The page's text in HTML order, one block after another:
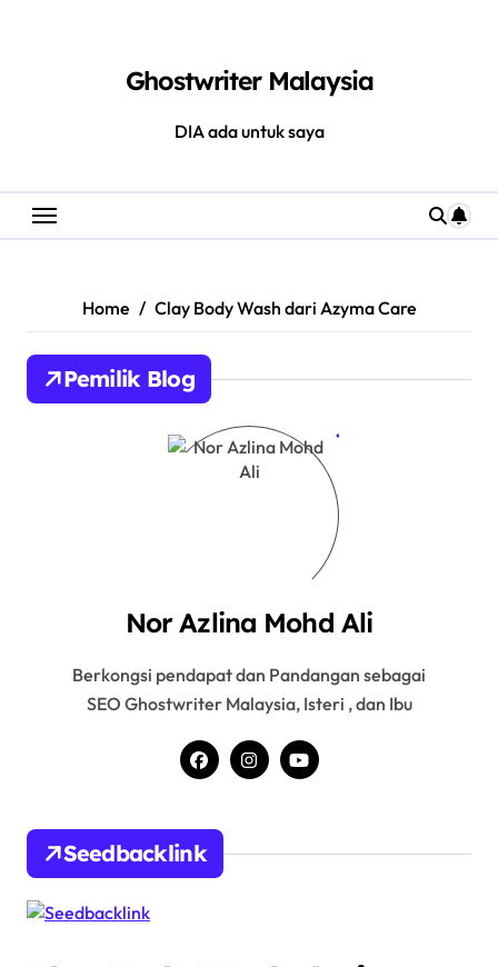
Ghostwriter Malaysia
DIA ada untuk saya
Home Clay Body Wash dari Azyma Care
Pemilik Blog
Nor Azlina Mohd Ali
Berkongsi pendapat dan Pandangan sebagai
SEO Ghostwriter Malaysia, Isteri , dan Ibu
Seedbacklink